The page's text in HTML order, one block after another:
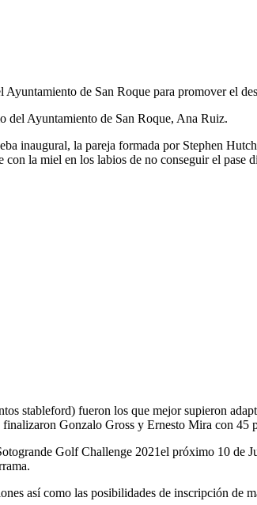
de San Roque para promover el
del Ayuntamiento de San Roque, Ana Ruiz.
inaugural, la pareja formada por Stephen
la miel en los labios de no conseguir el
stableford) fueron los que mejor supieron
Gonzalo Gross y Ernesto Mira con
Golf Challenge 2021el próximo 10 de
así como las posibilidades de inscripción de